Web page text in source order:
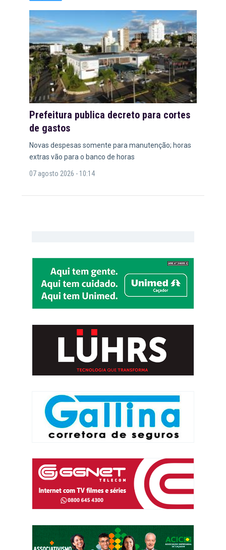
Prefeitura publica decreto para cortes
de gastos
Novas despesas somente para manutenção; horas
extras vão para o banco de horas
07 agosto 2026 - 10:14